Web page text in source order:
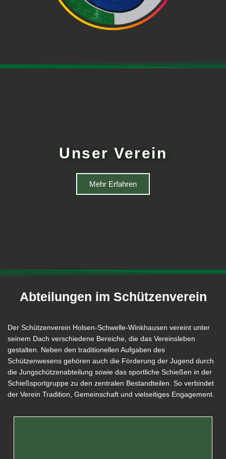
Unser Verein
Mehr Erfahren
Abteilungen im Schützenverein
Der Schützenverein Holsen-Schwelle-Winkhausen vereint unter
seinem Dach verschiedene Bereiche, die das Vereinsleben
gestalten. Neben den traditionellen Aufgaben des
Schützenwesens gehören auch die Förderung der Jugend durch
die Jungschützenabteilung sowie das sportliche Schießen in der
Schießsportgruppe zu den zentralen Bestandteilen. So verbindet
der Verein Tradition, Gemeinschaft und vielseitiges Engagement.